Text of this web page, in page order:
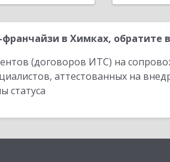
в Химках, обратите
(договоров ИТС) на
аттестованных на
статуса